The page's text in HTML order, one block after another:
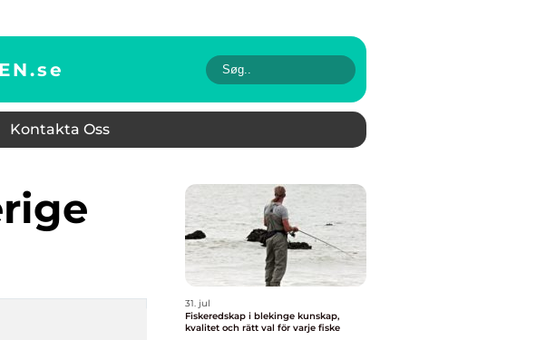
se
Kontakta Oss
31. jul
Fiskeredskap i blekinge kunskap,
kvalitet och rätt val för varje fiske